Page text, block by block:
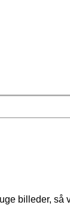
billeder, så